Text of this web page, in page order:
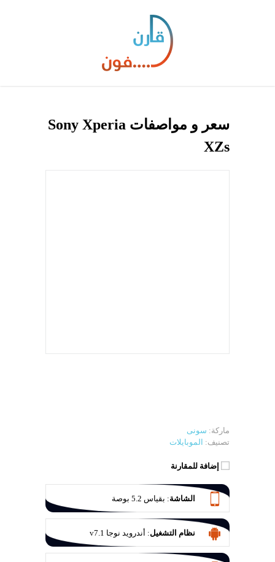
سعر و مواصفات Sony Xperia
XZs
ماركة: سونى
تصنيف: الموبايلات
إضافة للمقارنة
الشاشة: بقياس 5.2 بوصة
نظام التشغيل: أندرويد نوجا v7.1